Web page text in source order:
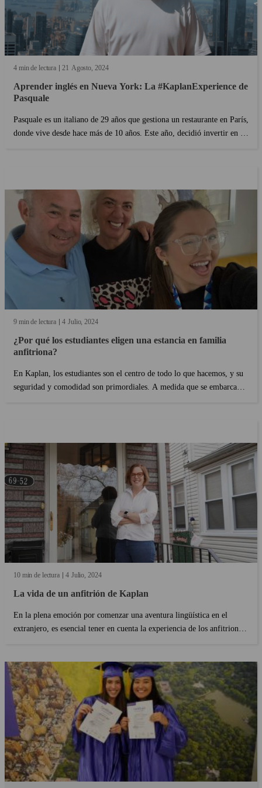
4 min de lectura 21 Agosto 2024
Aprender inglés en Nueva York: La #KaplanExperience de
Pasquale
Pasquale es un italiano de 29 años que gestiona un restaurante en París,
donde vive desde hace más de 10 años. Este año, decidió invertir en su
9 min de lectura 4 Julio 2024
¿Por qué los estudiantes eligen una estancia en familia
anfitriona?
En Kaplan, los estudiantes son el centro de todo lo que hacemos, y su
seguridad y comodidad son primordiales. A medida que se embarcan
entorno cálido y acogedor donde sentirse bien....
10 min de lectura 4 Julio 2024
La vida de un anfitrión de Kaplan
En la plena emoción por comenzar una aventura lingüística en el
extranjero, es esencial tener en cuenta la experiencia de los anfitriones